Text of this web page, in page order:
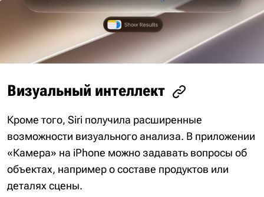
Визуальный интеллект
Кроме того, Siri получила расширенные
возможности визуального анализа. В приложении
«Камера» на iPhone можно задавать вопросы об
объектах, например о составе продуктов или
деталях сцены.